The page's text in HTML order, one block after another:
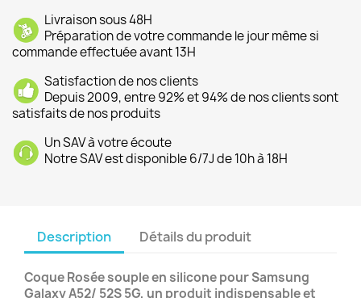
Livraison sous 48H
Préparation de votre commande le jour même si
commande effectuée avant 13H
Satisfaction de nos clients
Depuis 2009, entre 92% et 94% de nos clients sont
satisfaits de nos produits
Un SAV à votre écoute
Notre SAV est disponible 6/7J de 10h à 18H
Description Détails du produit
Coque Rosée souple en silicone pour Samsung
Galaxy A52/ 52S 5G, un produit indispensable et